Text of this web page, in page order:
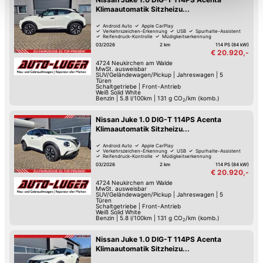
Funktionalitäten der Website zur Verfügung stehen. Sie
können die Einstellungen jederzeit in unserer
Datenschutzerklärunganpassen.
Klimaautomatik Sitzheizu...
Android Auto
Apple CarPlay
Verkehrszeichen-Erkennung
USB
Spurhalte-Assistent
Reifendruck-Kontrolle
Müdigkeitserkennung
LED-Tag-Fahrlicht
03/2026 2 km 114 PS (84 kW)
€ 20.920,-
4724 Neukirchen am Walde
MwSt. ausweisbar
SUV/Geländewagen/Pickup| Jahreswagen
5
Türen
Schaltgetriebe| Front-Antrieb
Weiß Solid White
Benzin
5.8 l/100km 131 g CO2 /km (komb.)
Nissan Juke 1.0 DIG-T 114PS Acenta
Klimaautomatik Sitzheizu...
Android Auto
Apple CarPlay
Verkehrszeichen-Erkennung
USB
Spurhalte-Assistent
Reifendruck-Kontrolle
Müdigkeitserkennung
LED-Tag-Fahrlicht
03/2026 2 km 114 PS (84 kW)
€ 20.920,-
4724 Neukirchen am Walde
MwSt. ausweisbar
SUV/Geländewagen/Pickup| Jahreswagen
5
Türen
Schaltgetriebe| Front-Antrieb
Weiß Solid White
Benzin
5.8 l/100km 131 g CO2 /km (komb.)
Nissan Juke 1.0 DIG-T 114PS Acenta
Klimaautomatik Sitzheizu...